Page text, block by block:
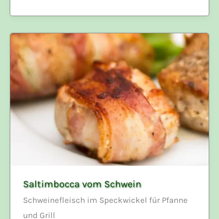
Saltimbocca vom Schwein
Schweinefleisch im Speckwickel für Pfanne
und Grill